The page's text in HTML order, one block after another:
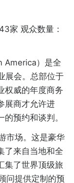
家 观众数量：
America）是全
展会。总部位于
权威的年度商务
展商才允许进
预约和谈判。
市场。这是豪华
了来自当地和全
集了世界顶级旅
问提供定制的预